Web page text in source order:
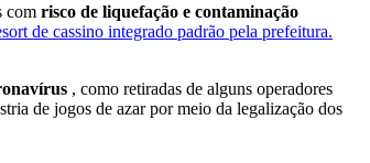
com risco de liquefação e contaminação
de cassino integrado padrão pela prefeitura.
, como retiradas de alguns operadores
de jogos de azar por meio da legalização dos